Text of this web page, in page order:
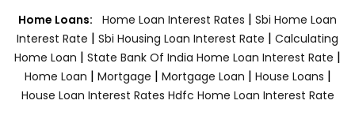
Home Loans: Home Loan Interest Rates | Sbi Home Loan
Interest Rate | Sbi Housing Loan Interest Rate | Calculating
Home Loan | State Bank Of India Home Loan Interest Rate |
Home Loan | Mortgage | Mortgage Loan | House Loans |
House Loan Interest Rates Hdfc Home Loan Interest Rate